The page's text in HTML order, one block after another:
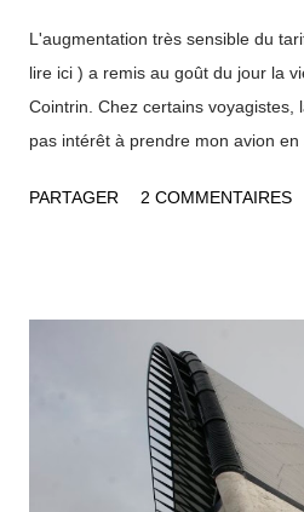
L'augmentation très sensible du
lire ici ) a remis au goût du jour la
Cointrin. Chez certains
pas intérêt à prendre mon avion
Genève s'est considérablement
vous en coûtera au minimum 56€
PARTAGER 2 COMMENTAIRES